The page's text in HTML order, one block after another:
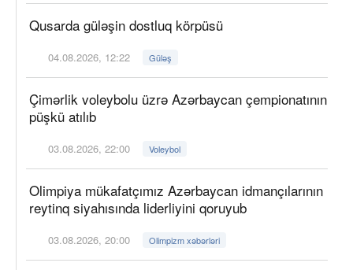
Qusarda güləşin dostluq körpüsü
04.08.2026, 12:22 Güləş
Çimərlik voleybolu üzrə Azərbaycan çempionatının
püşkü atılıb
03.08.2026, 22:00 Voleybol
Olimpiya mükafatçımız Azərbaycan idmançılarının
reytinq siyahısında liderliyini qoruyub
03.08.2026, 20:00 Olimpizm xəbərləri